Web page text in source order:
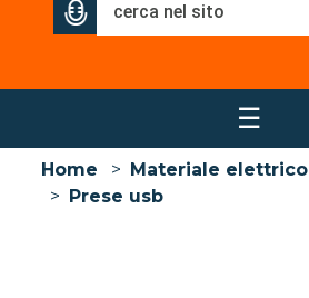
☰
Home > Materiale elettrico
> Prese usb